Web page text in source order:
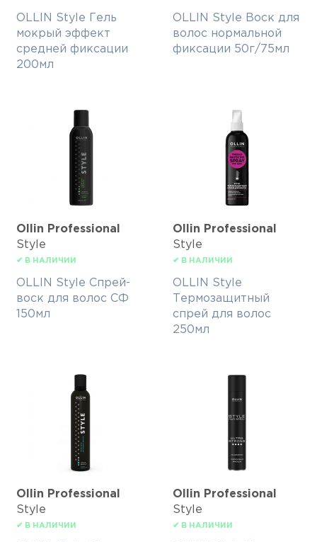
OLLIN Style Гель
мокрый эффект
средней фиксации
200мл
OLLIN Style Воск для
волос нормальной
фиксации 50г/75мл
Ollin Professional
Style
✔ В НАЛИЧИИ
OLLIN Style Спрей-
воск для волос СФ
150мл
Ollin Professional
Style
✔ В НАЛИЧИИ
OLLIN Style
Термозащитный
спрей для волос
250мл
Ollin Professional
Style
✔ В НАЛИЧИИ
Ollin Professional
Style
✔ В НАЛИЧИИ